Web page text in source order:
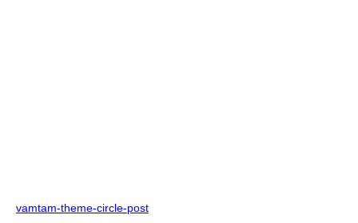
vamtam-theme-circle-post